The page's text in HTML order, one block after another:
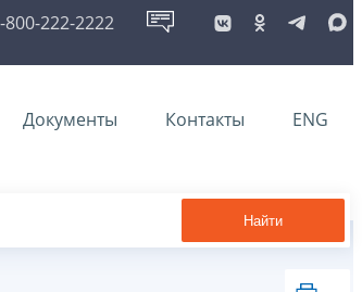
800-222-2222
Документы Контакты ENG
Найти